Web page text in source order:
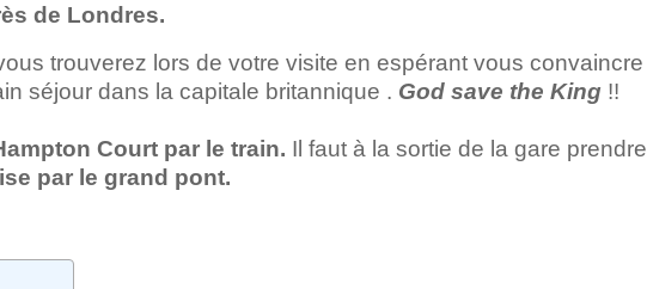
de Londres.
trouverez lors de votre visite en espérant vous convaincre
séjour dans la capitale britannique . God save the King !!
Court par le train. Il faut à la sortie de la gare prendre
par le grand pont.